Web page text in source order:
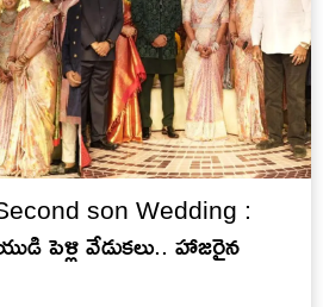
son Wedding :
పెళ్లి వేడుకలు.. హాజరైన